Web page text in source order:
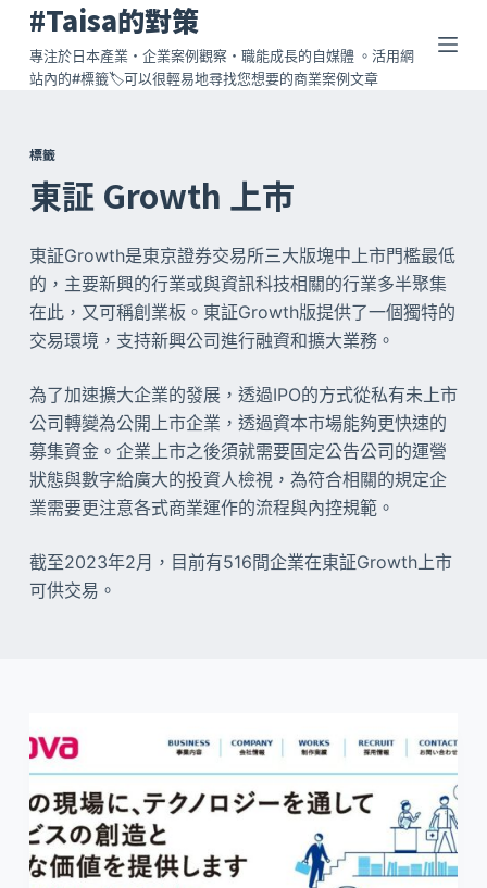
跳
至
主
容
#Taisa的對策
專注於日本產業・企業案例觀察・職能成長的自媒體 。活用網
站內的#標籤🏷️可以很輕易地尋找您想要的商業案例文章
標籤
東証 Growth 上市
東証Growth是東京證券交易所三大版塊中上市門檻最低
的，主要新興的行業或與資訊科技相關的行業多半聚集
在此，又可稱創業板。東証Growth版提供了一個獨特的
交易環境，支持新興公司進行融資和擴大業務。
為了加速擴大企業的發展，透過IPO的方式從私有未上市
公司轉變為公開上市企業，透過資本市場能夠更快速的
募集資金。企業上市之後須就需要固定公告公司的運營
狀態與數字給廣大的投資人檢視，為符合相關的規定企
業需要更注意各式商業運作的流程與內控規範。
截至2023年2月，目前有516間企業在東証Growth上市
可供交易。